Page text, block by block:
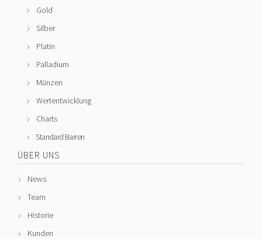
Gold
Silber
Platin
Palladium
Münzen
Wertentwicklung
Charts
Standard Barren
ÜBER UNS
News
Team
Historie
Kunden